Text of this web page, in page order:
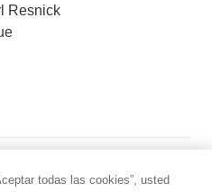
Resnick
todas las cookies”, usted